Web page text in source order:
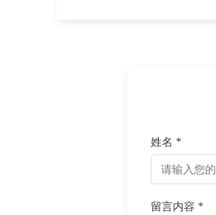
姓名 *
留言内容 *